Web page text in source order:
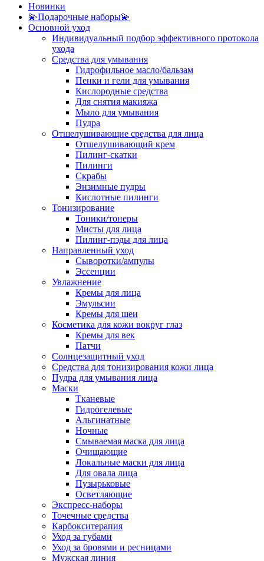
Новинки
💫Подарочные наборы💫
Основной уход
Индивидуальный подбор эффективного протокола
ухода
Средства для умывания
Гидрофильное масло/бальзам
Пенки и гели для умывания
Кислородные средства
Для снятия макияжа
Мыло для умывания
Пудра
Отшелушивающие средства для лица
Отшелушивающий крем
Пилинг-скатки
Пилинги
Скрабы
Энзимные пудры
Кислотные пилинги
Тонизирование
Тоники/тонеры
Мисты для лица
Пилинг-пэды для лица
Направленный уход
Сыворотки/ампулы
Эссенции
Увлажнение
Кремы для лица
Эмульсии
Кремы для шеи
Косметика для кожи вокруг глаз
Кремы для век
Патчи
Солнцезащитный уход
Средства для тонизирования кожи лица
Пудра для умывания лица
Маски
Тканевые
Гидрогелевые
Альгинатные
Ночные
Смываемая маска для лица
Очищающие
Локальные маски для лица
Для овала лица
Пузырьковые
Осветляющие
Экспресс-наборы
Точечные средства
Карбокситерапия
Уход за губами
Уход за бровями и ресницами
Мужская линия